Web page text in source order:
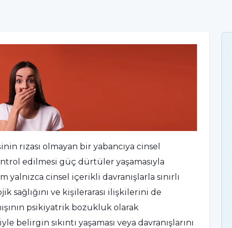
rızası olmayan bir yabancıya cinsel
edilmesi güç dürtüler yaşamasıyla
cinsel içerikli davranışlarla sınırlı
sağlığını ve kişilerarası ilişkilerini de
psikiyatrik bozukluk olarak
sıkıntı yaşaması veya davranışlarını